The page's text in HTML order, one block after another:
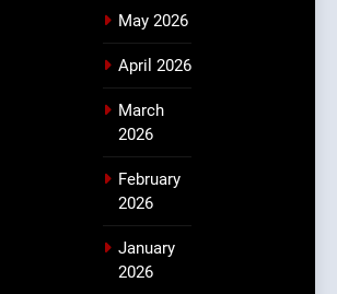
May 2026
April 2026
March
2026
February
2026
January
2026